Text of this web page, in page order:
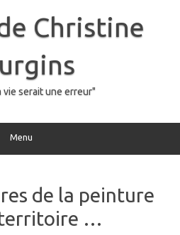
Christine
vie serait une erreur"
Menu
de la peinture
territoire …